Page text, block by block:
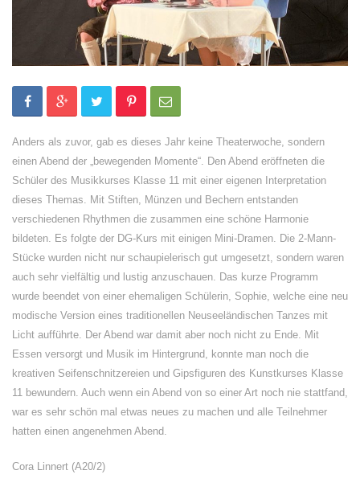
Anders als zuvor, gab es dieses Jahr keine Theaterwoche, sondern
einen Abend der „bewegenden Momente“. Den Abend eröffneten die
Schüler des Musikkurses Klasse 11 mit einer eigenen Interpretation
dieses Themas. Mit Stiften, Münzen und Bechern entstanden
verschiedenen Rhythmen die zusammen eine schöne Harmonie
bildeten. Es folgte der DG-Kurs mit einigen Mini-Dramen. Die 2-Mann-
Stücke wurden nicht nur schaupielerisch gut umgesetzt, sondern waren
auch sehr vielfältig und lustig anzuschauen. Das kurze Programm
wurde beendet von einer ehemaligen Schülerin, Sophie, welche eine neu
modische Version eines traditionellen Neuseeländischen Tanzes mit
Licht aufführte. Der Abend war damit aber noch nicht zu Ende. Mit
Essen versorgt und Musik im Hintergrund, konnte man noch die
kreativen Seifenschnitzereien und Gipsfiguren des Kunstkurses Klasse
11 bewundern. Auch wenn ein Abend von so einer Art noch nie stattfand,
war es sehr schön mal etwas neues zu machen und alle Teilnehmer
hatten einen angenehmen Abend.
Cora Linnert (A20/2)